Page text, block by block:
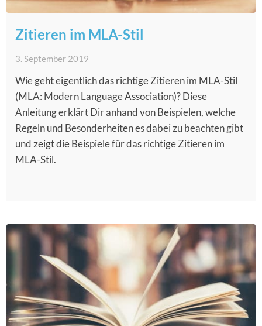
Zitieren im MLA-Stil
3. September 2019
Wie geht eigentlich das richtige Zitieren im MLA-Stil
(MLA: Modern Language Association)? Diese
Anleitung erklärt Dir anhand von Beispielen, welche
Regeln und Besonderheiten es dabei zu beachten gibt
und zeigt die Beispiele für das richtige Zitieren im
MLA-Stil.